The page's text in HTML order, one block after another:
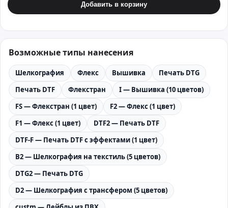
Добавить в корзину
Возможные типы нанесения
Шелкография Флекс Вышивка
Печать DTG
Печать DTF
Флекстран
I — Вышивка (10 цветов)
FS — Флекстран (1 цвет)
F2 — Флекс (1 цвет)
F1 — Флекс (1 цвет)
DTF2 — Печать DTF
DTF-F — Печать DTF с эффектами (1 цвет)
B2 — Шелкография на текстиль (5 цветов)
DTG2 — Печать DTG
D2 — Шелкография с трансфером (5 цветов)